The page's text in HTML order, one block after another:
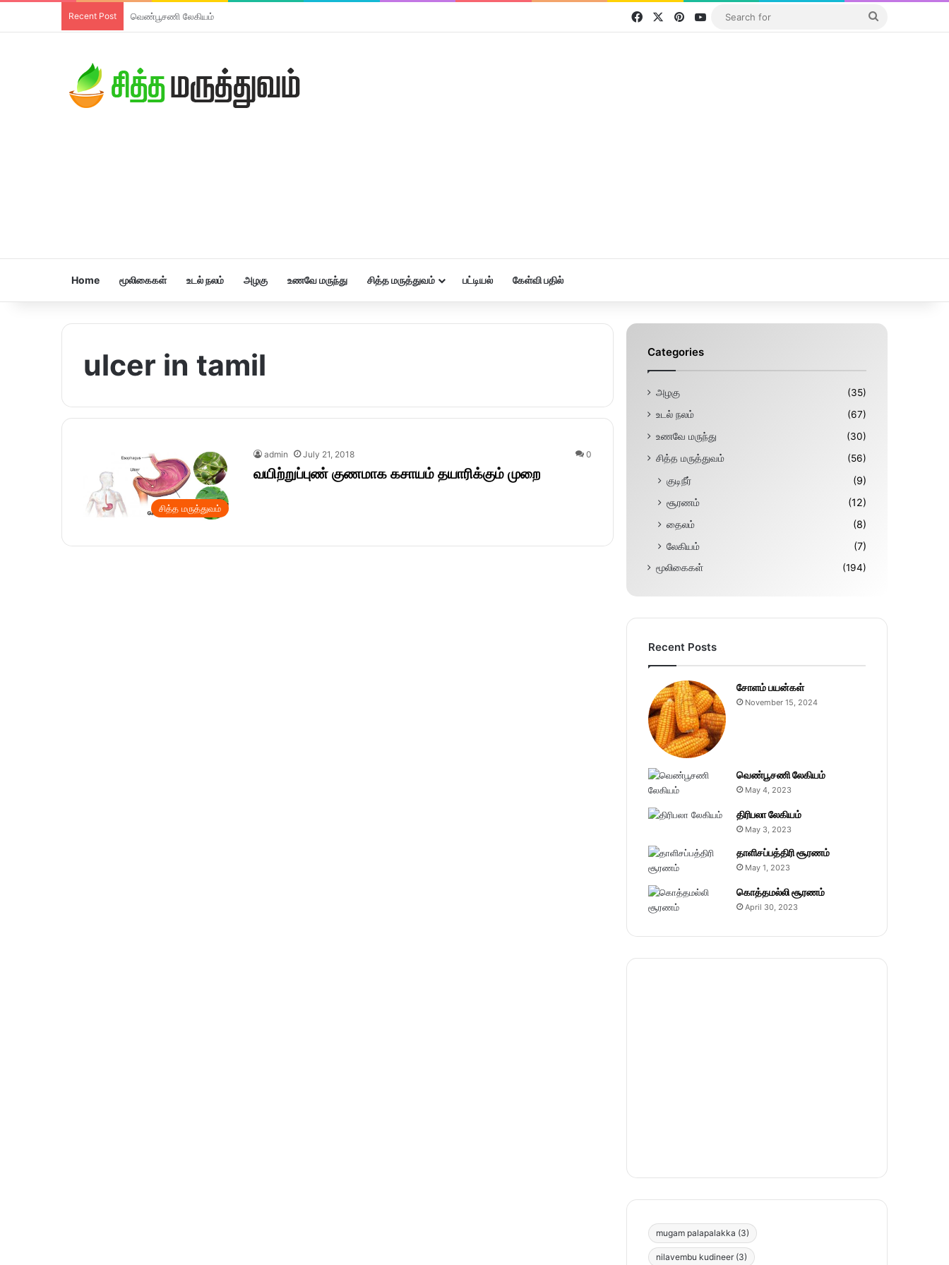
Recent Post திரிபலா லேகியம் FacebookPinterestYouTube
Home மூலிகைகள் உடல் நலம் அழகு உணவே மருந்து சித்த மருத்துவம் பட்டியல் கேள்வி பதில்
ulcer in tamil
சித்த மருத்துவம்
admin July 21, 2018 0
வயிற்றுப்புண் குணமாக கசாயம் தயாரிக்கும் முறை
Categories
அழகு
(35)
உடல் நலம்
(67)
உணவே மருந்து
(30)
சித்த மருத்துவம்
(56)
குடிநீர்
(9)
சூரணம்
(12)
தைலம்
(8)
லேகியம்
(7)
மூலிகைகள் (194)
Recent Posts
சோளம் பயன்கள்
November 15, 2024
வெண்பூசணி லேகியம்
May 4, 2023
திரிபலா லேகியம்
May 3, 2023
தாளிசப்பத்திரி சூரணம்
May 1, 2023
கொத்தமல்லி சூரணம்
April 30, 2023
mugam palapalakka (3)
nilavembu kudineer (3)